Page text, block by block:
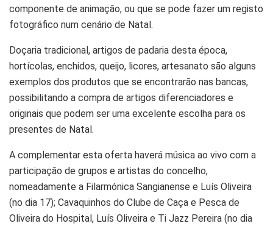
componente de animação, ou que se pode fazer um registo
fotográfico num cenário de Natal.
Doçaria tradicional, artigos de padaria desta época,
hortícolas, enchidos, queijo, licores, artesanato são alguns
exemplos dos produtos que se encontrarão nas bancas,
possibilitando a compra de artigos diferenciadores e
originais que podem ser uma excelente escolha para os
presentes de Natal.
A complementar esta oferta haverá música ao vivo com a
participação de grupos e artistas do concelho,
nomeadamente a Filarmónica Sangianense e Luís Oliveira
(no dia 17); Cavaquinhos do Clube de Caça e Pesca de
Oliveira do Hospital, Luís Oliveira e Ti Jazz Pereira (no dia